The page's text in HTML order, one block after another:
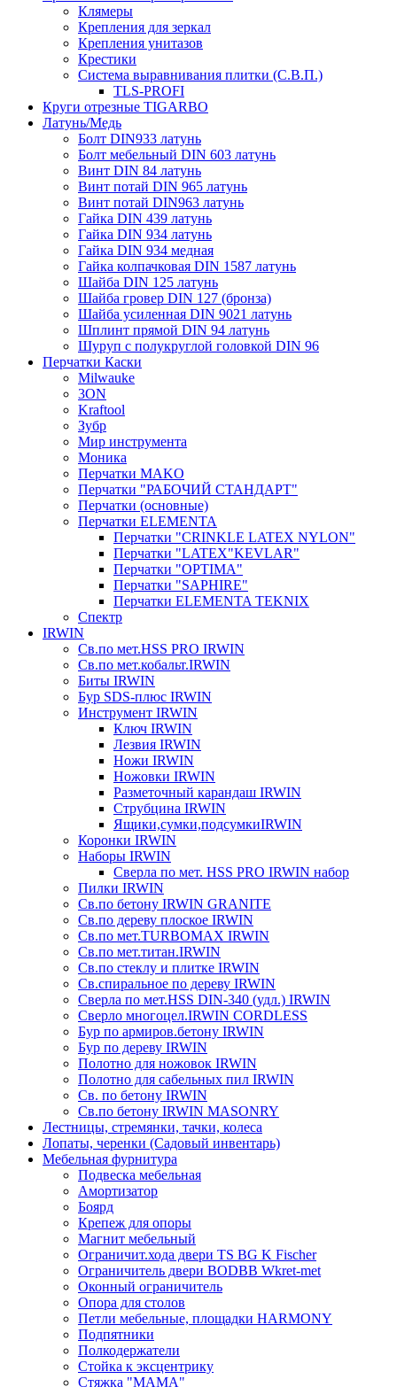
Клямеры
Крепления для зеркал
Крепления унитазов
Крестики
Система выравнивания плитки (С.В.П.)
TLS-PROFI
Круги отрезные TIGARBO
Латунь/Медь
Болт DIN933 латунь
Болт мебельный DIN 603 латунь
Винт DIN 84 латунь
Винт потай DIN 965 латунь
Винт потай DIN963 латунь
Гайка DIN 439 латунь
Гайка DIN 934 латунь
Гайка DIN 934 медная
Гайка колпачковая DIN 1587 латунь
Шайба DIN 125 латунь
Шайба гровер DIN 127 (бронза)
Шайба усиленная DIN 9021 латунь
Шплинт прямой DIN 94 латунь
Шуруп с полукруглой головкой DIN 96
Перчатки Каски
Milwauke
3ON
Kraftool
Зубр
Мир инструмента
Моника
Перчатки MAKO
Перчатки "РАБОЧИЙ СТАНДАРТ"
Перчатки (основные)
Перчатки ELEMENTA
Перчатки "CRINKLE LATEX NYLON"
Перчатки "LATEX"KEVLAR"
Перчатки "OPTIMA"
Перчатки "SAPHIRE"
Перчатки ELEMENTA TEKNIX
Спектр
IRWIN
Св.по мет.HSS PRO IRWIN
Св.по мет.кобальт.IRWIN
Биты IRWIN
Бур SDS-плюс IRWIN
Инструмент IRWIN
Ключ IRWIN
Лезвия IRWIN
Ножи IRWIN
Ножовки IRWIN
Разметочный карандаш IRWIN
Струбцина IRWIN
Ящики,сумки,подсумкиIRWIN
Коронки IRWIN
Наборы IRWIN
Сверла по мет. HSS PRO IRWIN набор
Пилки IRWIN
Св.по бетону IRWIN GRANITE
Св.по дереву плоское IRWIN
Св.по мет.TURBOMAX IRWIN
Св.по мет.титан.IRWIN
Св.по стеклу и плитке IRWIN
Св.спиральное по дереву IRWIN
Сверла по мет.HSS DIN-340 (удл.) IRWIN
Сверло многоцел.IRWIN CORDLESS
Бур по армиров.бетону IRWIN
Бур по дереву IRWIN
Полотно для ножовок IRWIN
Полотно для сабельных пил IRWIN
Св. по бетону IRWIN
Св.по бетону IRWIN MASONRY
Лестницы, стремянки, тачки, колеса
Лопаты, черенки (Садовый инвентарь)
Мебельная фурнитура
Подвеска мебельная
Амортизатор
Боярд
Крепеж для опоры
Магнит мебельный
Ограничит.хода двери TS BG K Fischer
Ограничитель двери BODBB Wkret-met
Оконный ограничитель
Опора для столов
Петли мебельные, площадки HARMONY
Подпятники
Полкодержатели
Стойка к эксцентрику
Стяжка "МАМА"